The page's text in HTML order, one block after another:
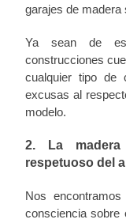
garajes de madera
Ya sean de
construcciones
cualquier tipo de
excusas al
modelo.
2. La
respetuoso del
Nos
consciencia sobre